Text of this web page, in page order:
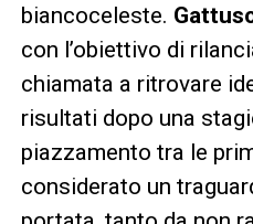
biancoceleste.
con l’obiettivo di
chiamata a ritrovare
risultati dopo una
piazzamento tra le
considerato un